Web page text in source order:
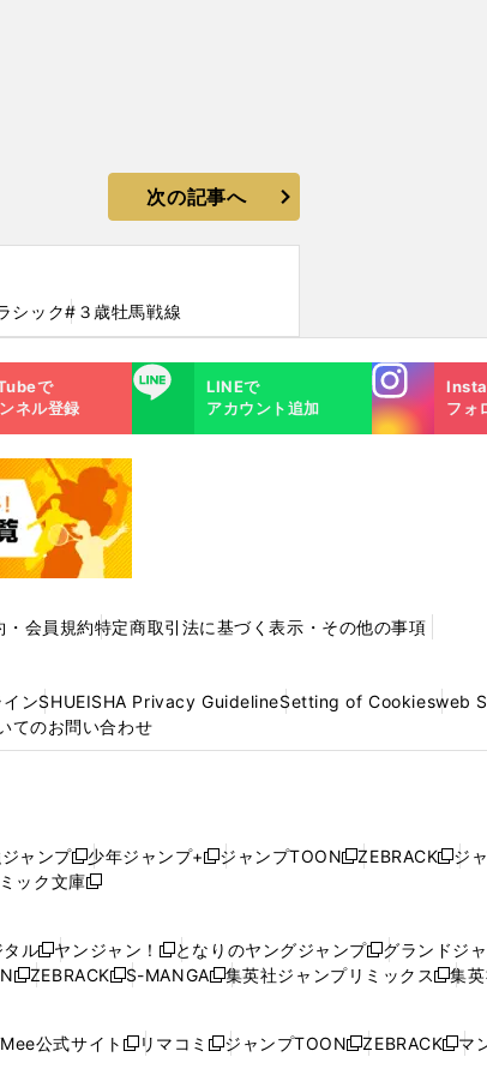
次の記事へ
シック#３歳牡馬戦線
で
ネル登録
LINE
LINEで
アカウント追加
Instagra
m
フォ
・会員規約特定商取引法に基づく表示・その他の事項
ンSHUEISHA Privacy GuidelineSetting of Cookiesweb
てのお問い合わせ
ャンプ
新
し
ィ
ン
ウ
少年ジャンプ+
新
ィ
ン
ウ
ジャンプTOON
新
ィ
ン
ウ
ZEBRACK
新
ィ
ン
ウ
ジ
ック文庫
新
ウ
ィ
ド
タル
新
し
ィ
ヤンジャン！新
し
ィ
となりのヤングジャンプ
新
し
ウ
ィ
グランドジ
ウ
ZEBRACK
新
ウ
S-MANGA
新
ウ
集英社ジャンプリミックス
新
ウ
集
公式サイト新
リマコミ新
ジャンプTOON
新
ZEBRACK
新
マ